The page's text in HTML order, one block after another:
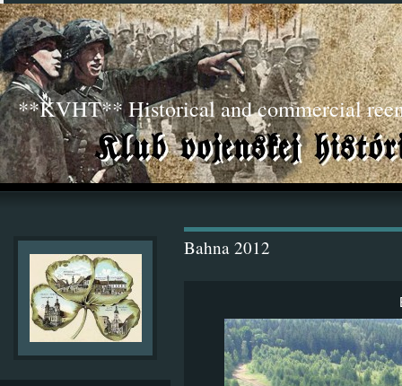
**KVHT** Historical and commercial
Bahna 2012